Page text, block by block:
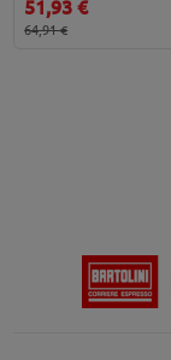
51,93 €
64,91 €